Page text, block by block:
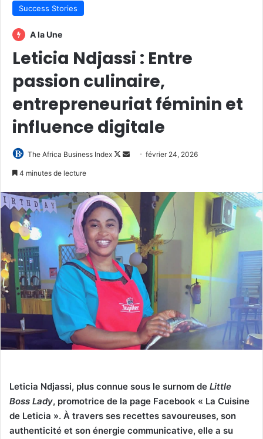
Success Stories
A la Une
Leticia Ndjassi : Entre
passion culinaire,
entrepreneuriat féminin et
influence digitale
The Africa Business Index
Follow
Envoyerfévrier 24, 2026
4 minutes de lecture
Leticia Ndjassi, plus connue sous le surnom de Little
Boss Lady, promotrice de la page Facebook « La Cuisine
de Leticia ». À travers ses recettes savoureuses, son
authenticité et son énergie communicative, elle a su